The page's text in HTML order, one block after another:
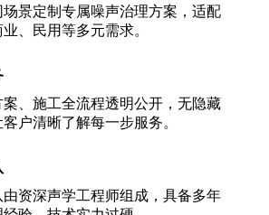
场景定制专属噪声治理方案，适配
、民用等多元需求。
案、施工全流程透明公开，无隐藏
户清晰了解每一步服务。
由资深声学工程师组成，具备多年